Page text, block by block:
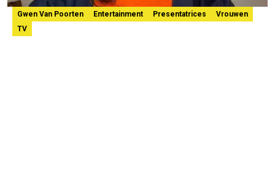
Gwen Van Poorten Entertainment Presentatrices
Vrouwen
TV